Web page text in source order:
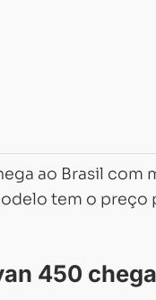
ao Brasil
tem o preço
450